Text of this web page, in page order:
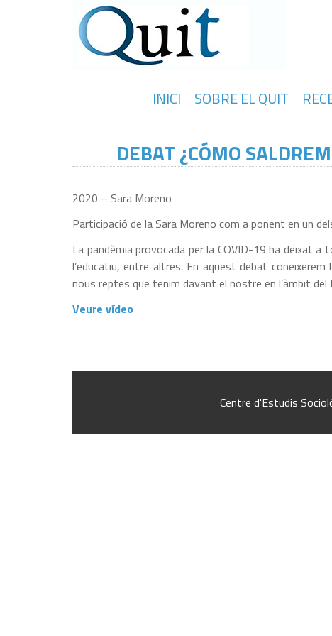
INICI SOBRE EL QUIT
DEBAT ¿CÓMO
2020 – Sara Moreno
Participació de la Sara Moreno com a ponent en un
La pandèmia provocada per la COVID-19 ha deixat
l’educatiu, entre altres. En aquest debat
nous reptes que tenim davant el nostre en l’àmbit
Veure vídeo
Centre d'Estudis